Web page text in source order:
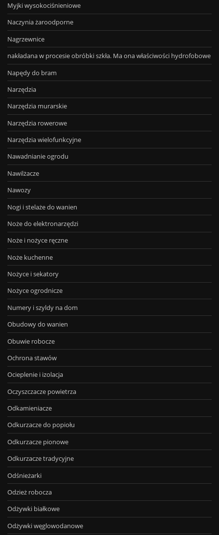
Myjki wysokociśnieniowe
Naczynia żaroodporne
Nagrzewnice
nakładana w procesie obróbki szkła. Ma ona właściwości hydrofobowe
Napędy do bram
Narzędzia
Narzędzia murarskie
Narzędzia rowerowe
Narzędzia wielofunkcyjne
Nawadnianie ogrodu
Nawilżacze
Nawozy
Nogi i stelaże do wanien
Noże do elektronarzędzi
Noże i nożyce ręczne
Noże kuchenne
Nożyce i sekatory
Nożyce ogrodnicze
Numery i szyldy na dom
Obudowy do wanien
Obuwie robocze
Ochrona stawów
Ocieplenie i izolacja
Oczyszczacze powietrza
Odkamieniacze
Odkurzacze do popiołu
Odkurzacze pionowe
Odkurzacze tradycyjne
Odśnieżarki
Odzież robocza
Odżywki białkowe
Odżywki węglowodanowe